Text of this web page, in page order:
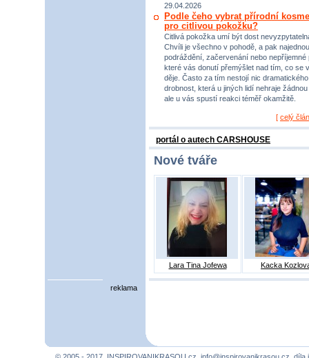
29.04.2026
Podle čeho vybrat přírodní
pro citlivou pokožku?
Citlivá pokožka umí být dost
Chvíli je všechno v pohodě, a pak
podráždění, začervenání nebo nepříjemné
které vás donutí přemýšlet nad tím, co se
děje. Často za tím nestojí nic
drobnost, která u jiných lidí nehraje žádnou
ale u vás spustí reakci téměř okamžitě.
[ celý
portál o autech CARSHOUSE
Nové tváře
Lara Tina Jofewa Kacka
reklama